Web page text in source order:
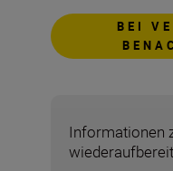
BEI
Informationen